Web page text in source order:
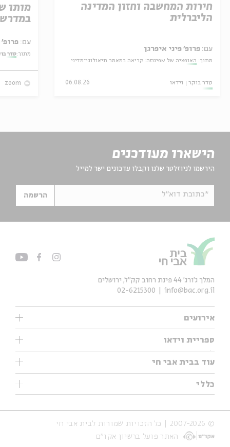
חירות המחשבה וחזון המדינה
הליברלית
עם: פרופ' פיני איפרגן
מתוך: האופציה של שפינוזה: קריאה במאמר תיאולוגי־מדיני
סדר בוקר וידאו 06.08.26
מותו
עם: פרופ' אביגדור שנאן
מתוך:סדר
zoom
הישארו מעודכנים
הירשמו לניוזלטר שלנו וקבלו עדכונים ישר למייל
*כתובת דוא"ל הרשמה
אירועים
אנגלית
נוער
סדרות
אירועי עבר
אירועים בירושלים
ספריית וידאו
עיון
מיוחדים
עוד בבית אבי חי
כללי
אודות
הצהרת נגישות
תנאי שימוש והצהרת פרטיות
המלך ג'ורג' 44 פינת רחוב קק״ל, ירושלים
info@bac.org.il
02-6215300
© 2007-2026 | כל הזכויות שמורות לבית אבי חי
האתר פועל ברשיון אקו״ם